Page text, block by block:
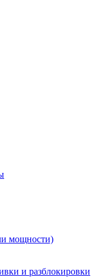
мощности)
и разблокировки